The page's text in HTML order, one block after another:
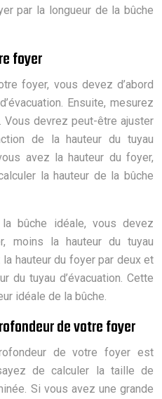
par la longueur de la bûche
foyer
foyer, vous devez d’abord
Ensuite, mesurez
Vous devrez peut-être ajuster
de la hauteur du tuyau
avez la hauteur du foyer,
la hauteur de la bûche
bûche idéale, vous devez
moins la hauteur du tuyau
hauteur du foyer par deux et
du tuyau d’évacuation. Cette
idéale de la bûche.
de votre foyer
de votre foyer est
de calculer la taille de
Si vous avez une grande